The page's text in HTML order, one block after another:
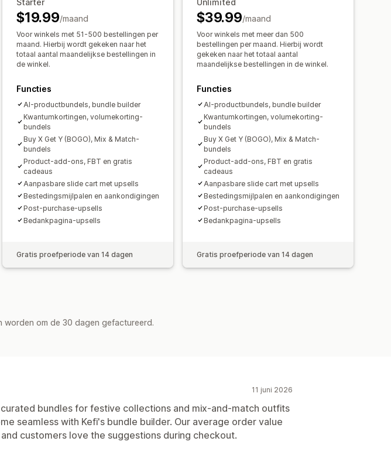
Groothandelsprijzen Dynamische prijzen Aangepaste prijzen
beheren
Aangepaste code Valutaconversie
Campagnes
regels Automatiseringen Targeting
Geolocatie
Tagging Tracking Analytics
$19.99/maand
Voor winkels met 51-500 bestellingen per
maand. Hierbij wordt gekeken naar het
totaal aantal maandelijkse bestellingen in
de winkel.
Functies
AI-productbundels, bundle builder
Kwantumkortingen, volumekorting-
bundels
Buy X Get Y (BOGO), Mix & Match-
bundels
Product-add-ons, FBT en gratis
cadeaus
Aanpasbare slide cart met upsells
Bestedingsmijlpalen en aankondigingen
Post-purchase-upsells
Bedankpagina-upsells
Gratis proefperiode van 14 dagen
$39.99/maand
Voor winkels met meer dan 500
bestellingen per maand. Hierbij wordt
gekeken naar het totaal aantal
maandelijkse bestellingen in de winkel.
Functies
AI-productbundels, bundle builder
Kwantumkortingen, volumekorting-
bundels
Buy X Get Y (BOGO), Mix & Match-
bundels
Product-add-ons, FBT en gratis
cadeaus
Aanpasbare slide cart met upsells
Bestedingsmijlpalen en aankondigingen
Post-purchase-upsells
Bedankpagina-upsells
Gratis proefperiode van 14 dagen
worden om de 30 dagen gefactureerd.
11 juni 2026
bundles for festive collections and mix-and-match outfits
seamless with Kefi's bundle builder. Our average order value
customers love the suggestions during checkout.